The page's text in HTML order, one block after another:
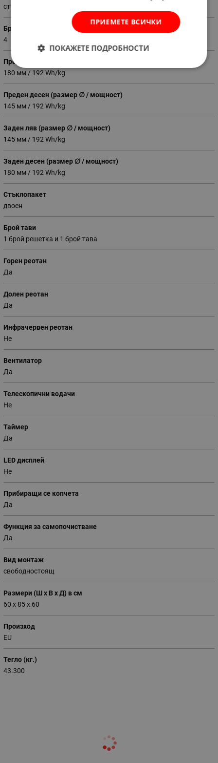
стъклокерамичен
Брой нагревателни зони
4
Преден ляв (размер ∅ / мощност)
180 мм / 192 Wh/kg
Преден десен (размер ∅ / мощност)
145 мм / 192 Wh/kg
Заден ляв (размер ∅ / мощност)
145 мм / 192 Wh/kg
Заден десен (размер ∅ / мощност)
180 мм / 192 Wh/kg
Стъклопакет
двоен
Брой тави
1 брой решетка и 1 брой тава
Горен реотан
Да
Долен реотан
Да
Инфрачервен реотан
Не
Вентилатор
Да
Телескопични водачи
Не
Таймер
Да
LED дисплей
Не
Прибиращи се копчета
Да
Функция за самопочистване
Да
Вид монтаж
свободностоящ
Размери (Ш х В х Д) в см
60 х 85 х 60
Произход
EU
Тегло (кг.)
43.300
ПРИЕМЕТЕ ВСИЧКИ
ПОКАЖЕТЕ ПОДРОБНОСТИ